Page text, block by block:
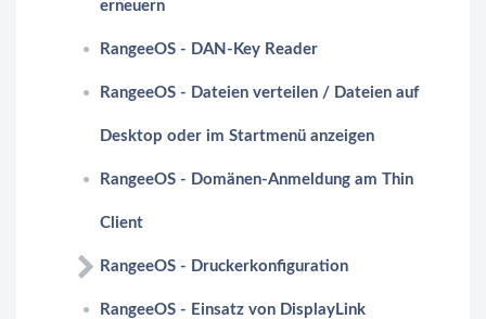
erneuern
RangeeOS - DAN-Key Reader
RangeeOS - Dateien verteilen / Dateien auf
Desktop oder im Startmenü anzeigen
RangeeOS - Domänen-Anmeldung am Thin
Client
RangeeOS - Druckerkonfiguration
RangeeOS - Einsatz von DisplayLink